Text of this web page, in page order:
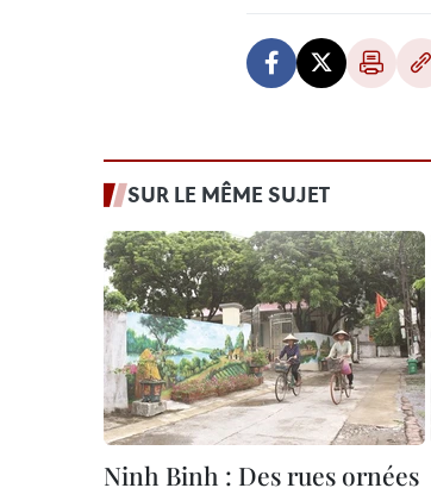
SUR LE MÊME SUJET
Ninh Binh : Des rues ornées